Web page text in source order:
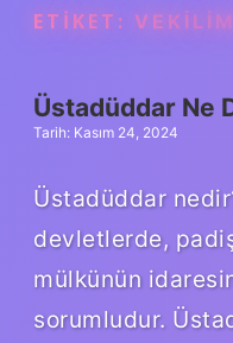
ETIKET:
Üstadüddar Ne
Tarih: Kasım 24, 2024
Üstadüddar
devletlerde,
mülkünün
sorumludur.